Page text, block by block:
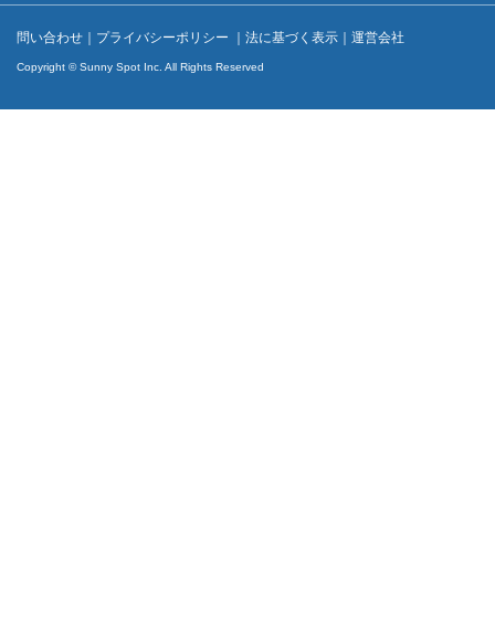
問い合わせ ｜ プライバシーポリシー ｜ 法に基づく表示 ｜ 運営会社
Copyright © Sunny Spot Inc. All Rights Reserved